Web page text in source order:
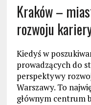
Kraków –
rozwoju
Kiedyś w
prowadzących do
perspektywy
Warszawy. To
głównym centrum